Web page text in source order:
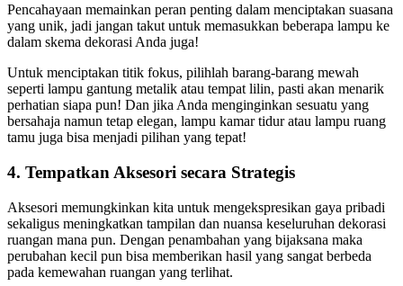
Pencahayaan memainkan peran penting dalam menciptakan suasana
yang unik, jadi jangan takut untuk memasukkan beberapa lampu ke
dalam skema dekorasi Anda juga!
Untuk menciptakan titik fokus, pilihlah barang-barang mewah
seperti lampu gantung metalik atau tempat lilin, pasti akan menarik
perhatian siapa pun! Dan jika Anda menginginkan sesuatu yang
bersahaja namun tetap elegan, lampu kamar tidur atau lampu ruang
tamu juga bisa menjadi pilihan yang tepat!
4. Tempatkan Aksesori secara Strategis
Aksesori memungkinkan kita untuk mengekspresikan gaya pribadi
sekaligus meningkatkan tampilan dan nuansa keseluruhan dekorasi
ruangan mana pun. Dengan penambahan yang bijaksana maka
perubahan kecil pun bisa memberikan hasil yang sangat berbeda
pada kemewahan ruangan yang terlihat.